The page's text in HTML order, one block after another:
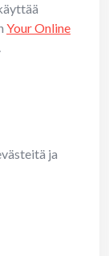
Your Online
ja